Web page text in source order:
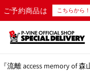
ご予約商品は こちらから！
流離 access memory of 森